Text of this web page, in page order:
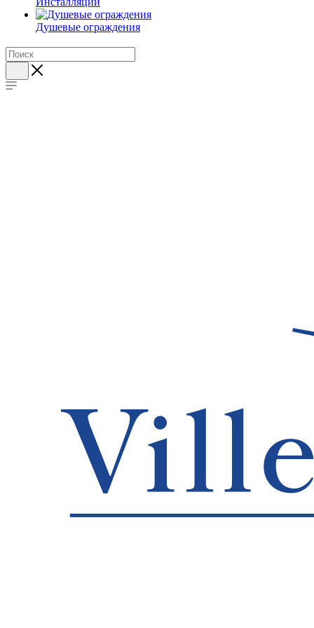
Душевые ограждения